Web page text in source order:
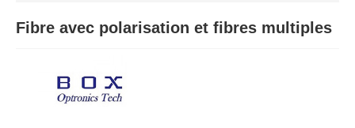
Fibre avec polarisation et fibres multiples